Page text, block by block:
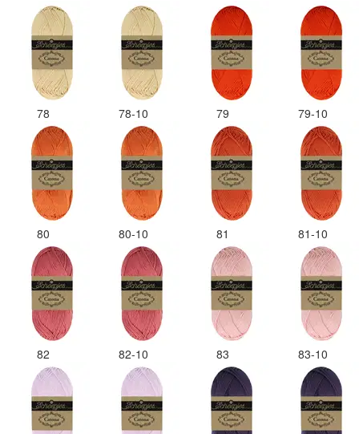
78 78-10 79 79-10
80 80-10 81 81-10
82 82-10 83 83-10